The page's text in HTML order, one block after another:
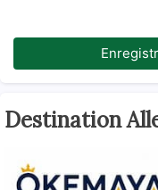
Destination